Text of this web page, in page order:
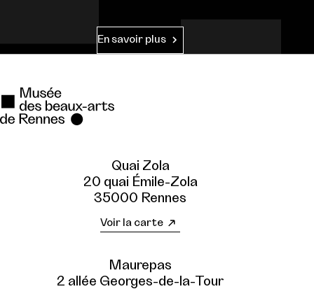
En savoir plus
Quai Zola
20 quai Émile-Zola
35000 Rennes
Voir la carte
Maurepas
2 allée Georges-de-la-Tour